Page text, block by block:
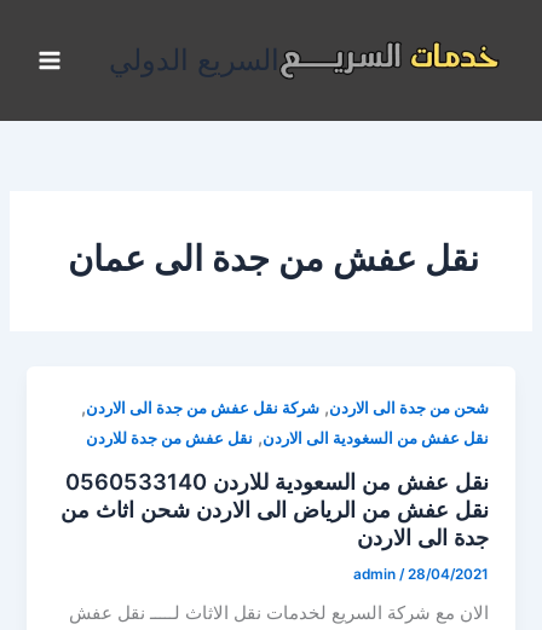
المحتوى
السريع الدولي
نقل عفش من جدة الى عمان
شحن من جدة الى الاردن,شركة نقل عفش من جدة الى الاردن,
نقل عفش من السغودية الى الاردن, نقل عفش من جدة للاردن
نقل عفش من السعودية للاردن 0560533140
نقل عفش من الرياض الى الاردن شحن اثاث من
جدة الى الاردن
admin /28/04/2021
الان مع شركة السريع لخدمات نقل الاثاث لـــــ نقل عفش